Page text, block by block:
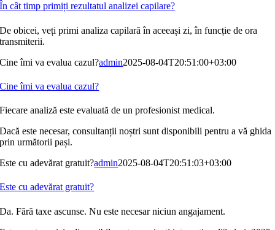
În cât timp primiți rezultatul analizei capilare?
De obicei, veți primi analiza capilară în aceeași zi, în funcție de ora
transmiterii.
Cine îmi va evalua cazul?admin2025-08-04T20:51:00+03:00
Cine îmi va evalua cazul?
Fiecare analiză este evaluată de un profesionist medical.
Dacă este necesar, consultanții noștri sunt disponibili pentru a vă ghida
prin următorii pași.
Este cu adevărat gratuit?admin2025-08-04T20:51:03+03:00
Este cu adevărat gratuit?
Da. Fără taxe ascunse. Nu este necesar niciun angajament.